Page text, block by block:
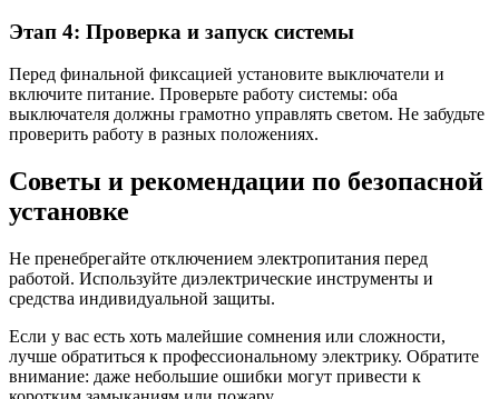
Этап 4: Проверка и запуск системы
Перед финальной фиксацией установите выключатели и
включите питание. Проверьте работу системы: оба
выключателя должны грамотно управлять светом. Не забудьте
проверить работу в разных положениях.
Советы и рекомендации по безопасной
установке
Не пренебрегайте отключением электропитания перед
работой. Используйте диэлектрические инструменты и
средства индивидуальной защиты.
Если у вас есть хоть малейшие сомнения или сложности,
лучше обратиться к профессиональному электрику. Обратите
внимание: даже небольшие ошибки могут привести к